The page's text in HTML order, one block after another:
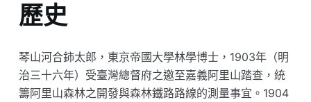
歷史
琴山河合鈰太郎，東京帝國大學林學博士，1903年（明
治三十六年）受臺灣總督府之邀至嘉義阿里山踏查，統
籌阿里山森林之開發與森林鐵路路線的測量事宜。1904